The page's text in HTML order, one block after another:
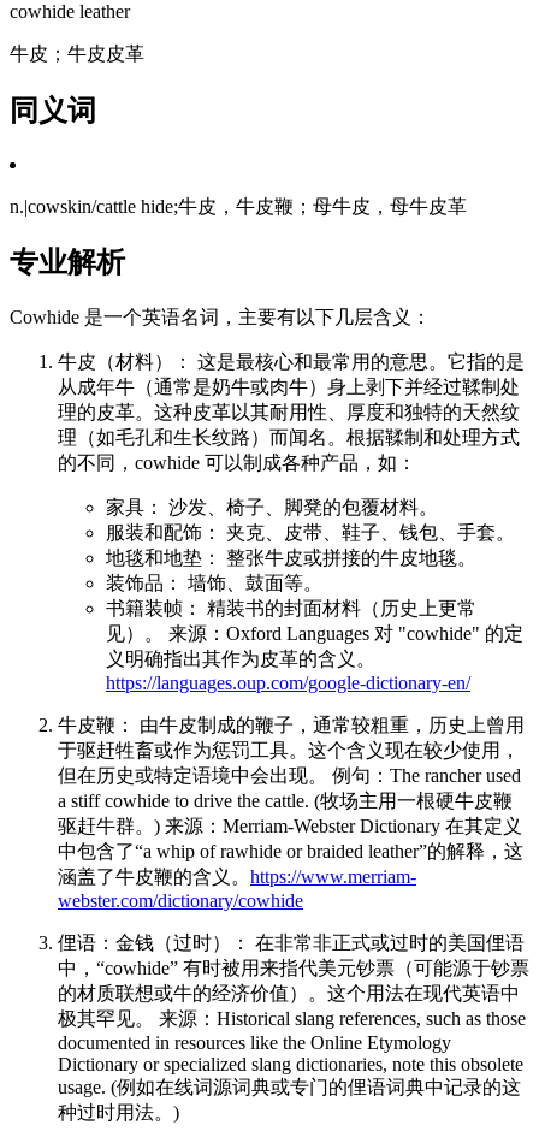
cowhide leather
牛皮；牛皮皮革
同义词
n.|cowskin/cattle hide;牛皮，牛皮鞭；母牛皮，母牛皮革
专业解析
Cowhide 是一个英语名词，主要有以下几层含义：
牛皮（材料）： 这是最核心和最常用的意思。它指的是
从成年牛（通常是奶牛或肉牛）身上剥下并经过鞣制处
理的皮革。这种皮革以其耐用性、厚度和独特的天然纹
理（如毛孔和生长纹路）而闻名。根据鞣制和处理方式
的不同，cowhide 可以制成各种产品，如：
家具： 沙发、椅子、脚凳的包覆材料。
服装和配饰： 夹克、皮带、鞋子、钱包、手套。
地毯和地垫： 整张牛皮或拼接的牛皮地毯。
装饰品： 墙饰、鼓面等。
书籍装帧： 精装书的封面材料（历史上更常
见）。 来源：Oxford Languages 对 "cowhide" 的定
义明确指出其作为皮革的含义。
https://languages.oup.com/google-dictionary-en/
牛皮鞭： 由牛皮制成的鞭子，通常较粗重，历史上曾用
于驱赶牲畜或作为惩罚工具。这个含义现在较少使用，
但在历史或特定语境中会出现。 例句：The rancher used
a stiff cowhide to drive the cattle. (牧场主用一根硬牛皮鞭
驱赶牛群。) 来源：Merriam-Webster Dictionary 在其定义
中包含了“a whip of rawhide or braided leather”的解释，这
涵盖了牛皮鞭的含义。 https://www.merriam-
webster.com/dictionary/cowhide
俚语：金钱（过时）： 在非常非正式或过时的美国俚语
中，“cowhide” 有时被用来指代美元钞票（可能源于钞票
的材质联想或牛的经济价值）。这个用法在现代英语中
极其罕见。 来源：Historical slang references, such as those
documented in resources like the Online Etymology
Dictionary or specialized slang dictionaries, note this obsolete
usage. (例如在线词源词典或专门的俚语词典中记录的这
种过时用法。)